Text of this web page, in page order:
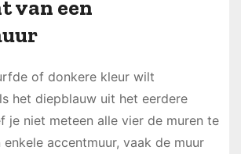
van een
of donkere kleur wilt
het diepblauw uit het eerdere
je niet meteen alle vier de muren te
enkele accentmuur, vaak de muur